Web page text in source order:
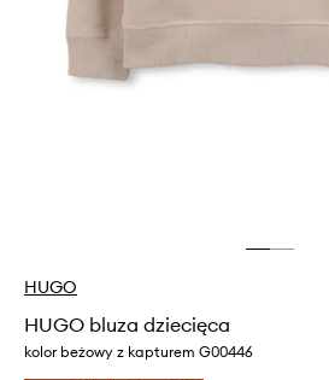
HUGO
HUGO bluza dziecięca
kolor beżowy z kapturem G00446